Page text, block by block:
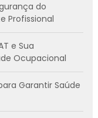
do
Profissional
e Sua
Ocupacional
Garantir Saúde